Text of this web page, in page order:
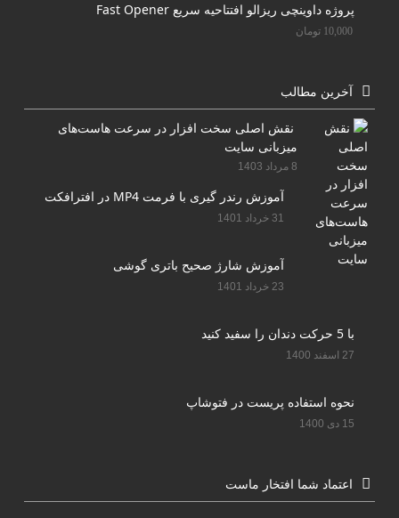
پروژه داوینچی ریزالو افتتاحیه سریع Fast Opener
10,000 تومان
آخرین مطالب
نقش اصلی سخت افزار در سرعت هاست‌های
میزبانی سایت
8 مرداد 1403
آموزش رندر گیری با فرمت MP4 در افترافکت
31 خرداد 1401
آموزش شارژ صحیح باتری گوشی
23 خرداد 1401
با 5 حرکت دندان را سفید کنید
27 اسفند 1400
نحوه استفاده پریست در فتوشاپ
15 دی 1400
اعتماد شما افتخار ماست